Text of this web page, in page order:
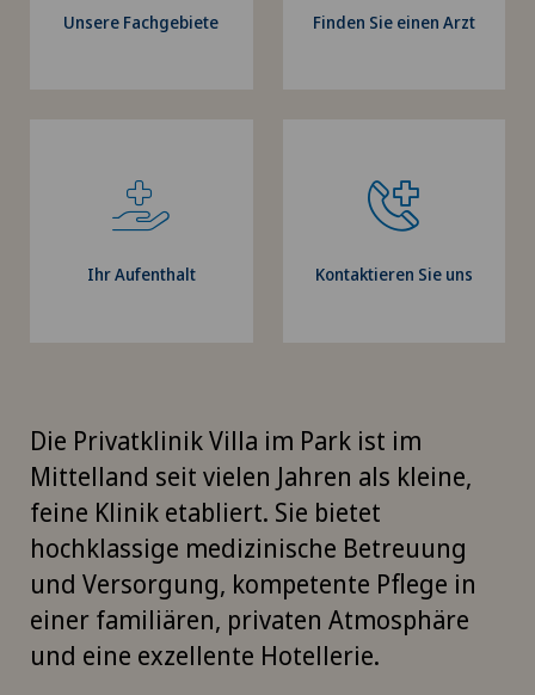
Unsere Fachgebiete Finden Sie einen Arzt
Ihr Aufenthalt Kontaktieren Sie uns
Die Privatklinik Villa im Park ist im
Mittelland seit vielen Jahren als kleine,
feine Klinik etabliert. Sie bietet
hochklassige medizinische Betreuung
und Versorgung, kompetente Pflege in
einer familiären, privaten Atmosphäre
und eine exzellente Hotellerie.